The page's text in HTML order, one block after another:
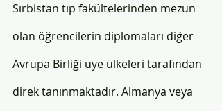
Sırbistan tıp fakültelerinden mezun
olan öğrencilerin diplomaları diğer
Avrupa Birliği üye ülkeleri tarafından
direk tanınmaktadır. Almanya veya